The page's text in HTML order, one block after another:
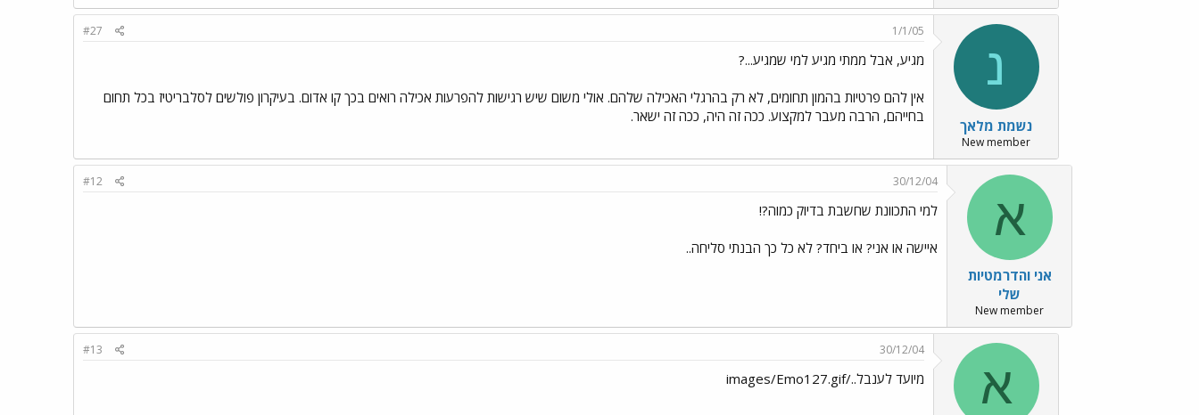
נ
נשמת מלאך
New member
1/1/05
#27
מגיע, אבל ממתי מגיע למי שמגיע...?
אין להם פרטיות בהמון תחומים, לא רק בהרגלי האכילה שלהם. אולי משום שיש רגישות להפרעות אכילה רואים בכך קו אדום. בעיקרון פולשים לסלבריטיז בכל תחום
בחייהם, הרבה מעבר למקצוע. ככה זה היה, ככה זה ישאר.
א
אני והדרמטיות
שלי
New member
30/12/04
#12
למי התכוונת שחשבת בדיוק כמוה?!
איישה או אני? או ביחד? לא כל כך הבנתי סליחה..
א
30/12/04
#13
מיועד לענבל../images/Emo127.gif